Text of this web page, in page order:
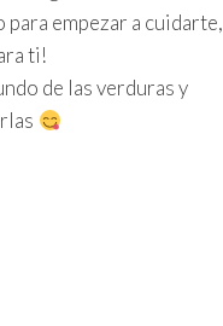
para empezar a cuidarte,
ti!
de las verduras y